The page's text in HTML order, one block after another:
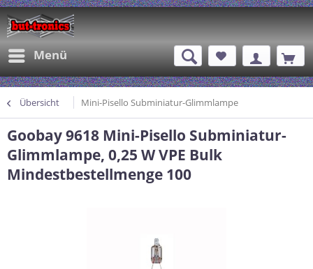
Menü
Übersicht Mini-Pisello Subminiatur-Glimmlampe
Goobay 9618 Mini-Pisello Subminiatur-
Glimmlampe, 0,25 W VPE Bulk
Mindestbestellmenge 100